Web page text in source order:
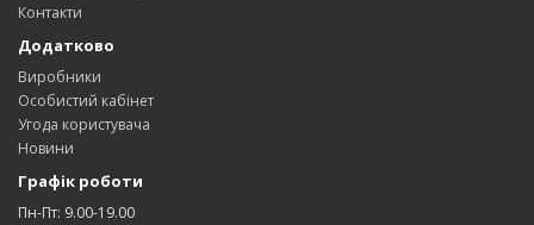
Контакти
Додатково
Виробники
Особистий кабінет
Угода користувача
Новини
Графік роботи
Пн-Пт: 9.00-19.00